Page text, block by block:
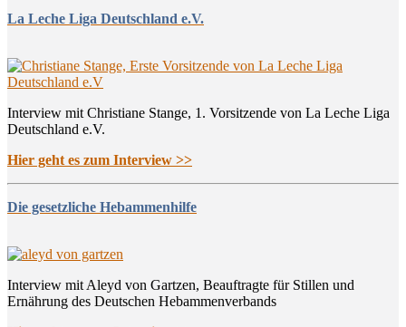
La Leche Liga Deutschland e.V.
Interview mit Christiane Stange, 1. Vorsitzende von La Leche Liga
Deutschland e.V.
Hier geht es zum Interview >>
Die gesetzliche Hebammenhilfe
Interview mit Aleyd von Gartzen, Beauftragte für Stillen und
Ernährung des Deutschen Hebammenverbands